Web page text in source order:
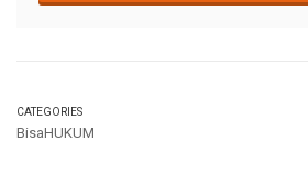
CATEGORIES
BisaHUKUM